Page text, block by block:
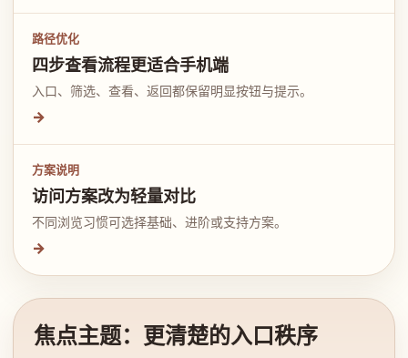
路径优化
四步查看流程更适合手机端
入口、筛选、查看、返回都保留明显按钮与提示。
→
方案说明
访问方案改为轻量对比
不同浏览习惯可选择基础、进阶或支持方案。
→
焦点主题：更清楚的入口秩序